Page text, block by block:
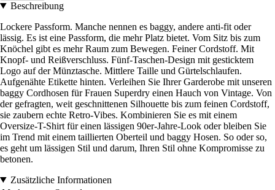
Beschreibung
Lockere Passform. Manche nennen es baggy, andere anti-fit oder
lässig. Es ist eine Passform, die mehr Platz bietet. Vom Sitz bis zum
Knöchel gibt es mehr Raum zum Bewegen. Feiner Cordstoff. Mit
Knopf- und Reißverschluss. Fünf-Taschen-Design mit gesticktem
Logo auf der Münztasche. Mittlere Taille und Gürtelschlaufen.
Aufgenähte Etikette hinten. Verleihen Sie Ihrer Garderobe mit unseren
baggy Cordhosen für Frauen Superdry einen Hauch von Vintage. Von
der gefragten, weit geschnittenen Silhouette bis zum feinen Cordstoff,
sie zaubern echte Retro-Vibes. Kombinieren Sie es mit einem
Oversize-T-Shirt für einen lässigen 90er-Jahre-Look oder bleiben Sie
im Trend mit einem taillierten Oberteil und baggy Hosen. So oder so,
es geht um lässigen Stil und darum, Ihren Stil ohne Kompromisse zu
betonen.
Zusätzliche Informationen